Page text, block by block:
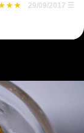
29/09/2017 ☰